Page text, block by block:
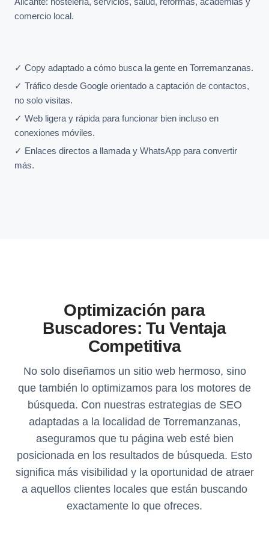
comercio local.
✓ Copy adaptado a cómo busca la gente en Torremanzanas.
✓ Tráfico desde Google orientado a captación de contactos,
no solo visitas.
✓ Web ligera y rápida para funcionar bien incluso en
conexiones móviles.
✓ Enlaces directos a llamada y WhatsApp para convertir
más.
Optimización para
Buscadores: Tu Ventaja
Competitiva
No solo diseñamos un sitio web hermoso, sino
que también lo optimizamos para los motores de
búsqueda. Con nuestras estrategias de SEO
adaptadas a la localidad de Torremanzanas,
aseguramos que tu página web esté bien
posicionada en los resultados de búsqueda. Esto
significa más visibilidad y la oportunidad de atraer
a aquellos clientes locales que están buscando
exactamente lo que ofreces.